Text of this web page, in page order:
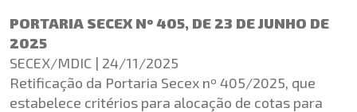
PORTARIA SECEX Nº 405, DE 23 DE JUNHO DE
2025
SECEX/MDIC | 24/11/2025
Retificação da Portaria Secex nº 405/2025, que
estabelece critérios para alocação de cotas para